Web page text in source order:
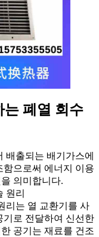
는 폐열 회수
배출되는 배기가스에
으로써 에너지 이용
의미합니다.
원리
리는 열 교환기를 사
기로 전달하여 신선한
공기는 재료를 건조